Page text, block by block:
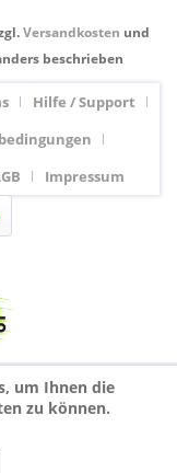
Versandkosten und
beschrieben
Hilfe / Support
Impressum
um Ihnen die
zu können.